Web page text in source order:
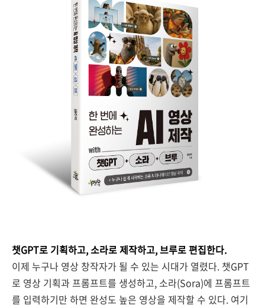
챗GPT로 기획하고, 소라로 제작하고, 브루로 편집한다.
이제 누구나 영상 창작자가 될 수 있는 시대가 열렸다. 챗GPT
로 영상 기획과 프롬프트를 생성하고, 소라(Sora)에 프롬프트
를 입력하기만 하면 완성도 높은 영상을 제작할 수 있다. 여기